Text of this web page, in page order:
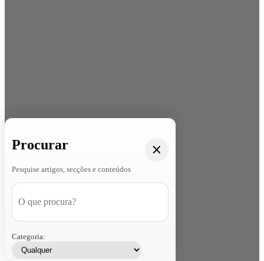
Procurar
Pesquise artigos, secções e conteúdos
Categoria: